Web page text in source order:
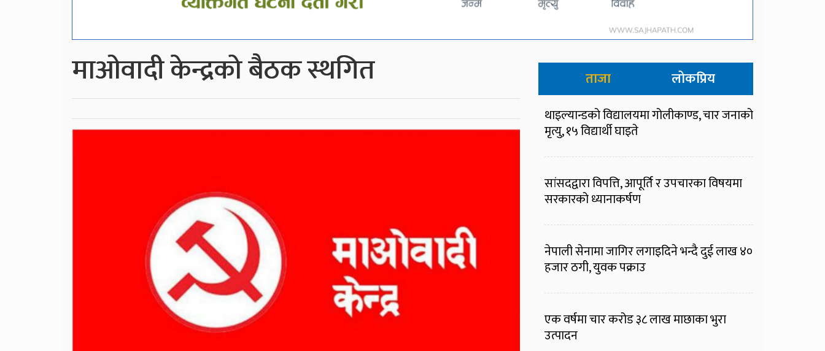
माओवादी केन्द्रको बैठक स्थगित ताजा लोकप्रिय
थाइल्यान्डको विद्यालयमा गोलीकाण्ड, चार जनाको
मृत्यु, १५ विद्यार्थी घाइते
सांसदद्वारा विपत्ति, आपूर्ति र उपचारका विषयमा
सरकारको ध्यानाकर्षण
नेपाली सेनामा जागिर लगाइदिने भन्दै दुई लाख ४०
हजार ठगी, युवक पक्राउ
एक वर्षमा चार करोड ३८ लाख माछाका भुरा
उत्पादन